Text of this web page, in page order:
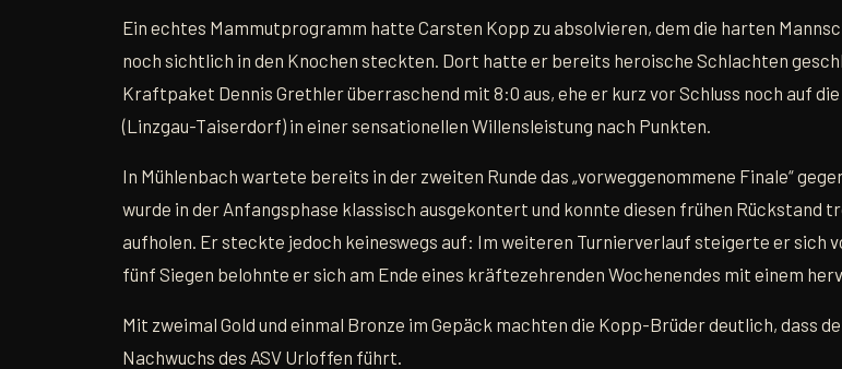
Ein echtes Mammutprogramm hatte Carsten Kopp zu absolvieren, dem die harten
noch sichtlich in den Knochen steckten. Dort hatte er bereits heroische Schlachten
Kraftpaket Dennis Grethler überraschend mit 8:0 aus, ehe er kurz vor Schluss noch auf
(Linzgau-Taiserdorf) in einer sensationellen Willensleistung nach Punkten.
In Mühlenbach wartete bereits in der zweiten Runde das „vorweggenommene Finale“
wurde in der Anfangsphase klassisch ausgekontert und konnte diesen frühen
aufholen. Er steckte jedoch keineswegs auf: Im weiteren Turnierverlauf steigerte er sich
fünf Siegen belohnte er sich am Ende eines kräftezehrenden Wochenendes mit einem
Mit zweimal Gold und einmal Bronze im Gepäck machten die Kopp-Brüder deutlich, dass
Nachwuchs des ASV Urloffen führt.